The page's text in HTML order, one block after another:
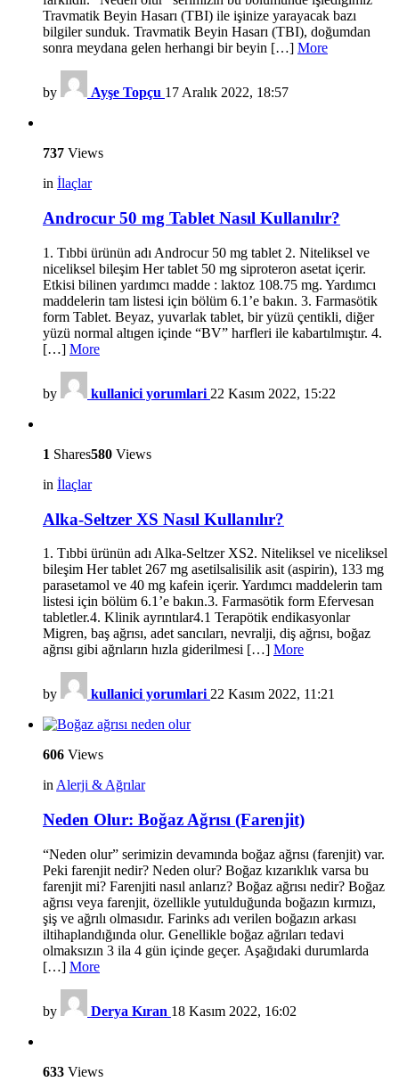
Travmatik Beyin Hasarı (TBI) ile işinize yarayacak bazı
bilgiler sunduk. Travmatik Beyin Hasarı (TBI), doğumdan
sonra meydana gelen herhangi bir beyin […] More
by Ayşe Topçu 17 Aralık 2022, 18:57
737 Views
in İlaçlar
Androcur 50 mg Tablet Nasıl Kullanılır?
1. Tıbbi ürünün adı Androcur 50 mg tablet 2. Niteliksel ve
niceliksel bileşim Her tablet 50 mg siproteron asetat içerir.
Etkisi bilinen yardımcı madde : laktoz 108.75 mg. Yardımcı
maddelerin tam listesi için bölüm 6.1’e bakın. 3. Farmasötik
form Tablet. Beyaz, yuvarlak tablet, bir yüzü çentikli, diğer
yüzü normal altıgen içinde “BV” harfleri ile kabartılmıştır. 4.
[…] More
by kullanici yorumlari 22 Kasım 2022, 15:22
1 Shares580 Views
in İlaçlar
Alka-Seltzer XS Nasıl Kullanılır?
1. Tıbbi ürünün adı Alka-Seltzer XS2. Niteliksel ve niceliksel
bileşim Her tablet 267 mg asetilsalisilik asit (aspirin), 133 mg
parasetamol ve 40 mg kafein içerir. Yardımcı maddelerin tam
listesi için bölüm 6.1’e bakın.3. Farmasötik form Efervesan
tabletler.4. Klinik ayrıntılar4.1 Terapötik endikasyonlar
Migren, baş ağrısı, adet sancıları, nevralji, diş ağrısı, boğaz
ağrısı gibi ağrıların hızla giderilmesi […] More
by kullanici yorumlari 22 Kasım 2022, 11:21
606 Views
in Alerji & Ağrılar
Neden Olur: Boğaz Ağrısı (Farenjit)
“Neden olur” serimizin devamında boğaz ağrısı (farenjit) var.
Peki farenjit nedir? Neden olur? Boğaz kızarıklık varsa bu
farenjit mi? Farenjiti nasıl anlarız? Boğaz ağrısı nedir? Boğaz
ağrısı veya farenjit, özellikle yutulduğunda boğazın kırmızı,
şiş ve ağrılı olmasıdır. Farinks adı verilen boğazın arkası
iltihaplandığında olur. Genellikle boğaz ağrıları tedavi
olmaksızın 3 ila 4 gün içinde geçer. Aşağıdaki durumlarda
[…] More
by Derya Kıran 18 Kasım 2022, 16:02
633 Views